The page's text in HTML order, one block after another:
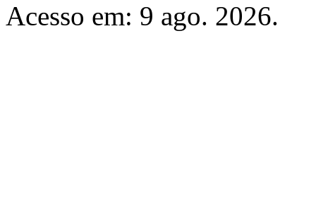
Acesso em: 9 ago. 2026.